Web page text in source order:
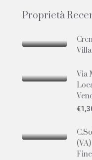
Proprietà
Via